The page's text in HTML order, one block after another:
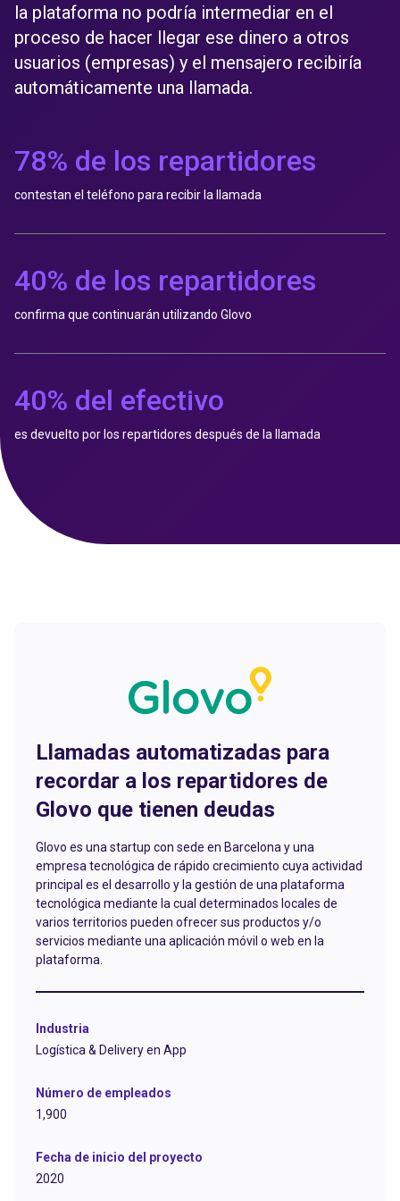
la plataforma no podría intermediar en el
proceso de hacer llegar ese dinero a otros
usuarios (empresas) y el mensajero recibiría
automáticamente una llamada.
78% de los repartidores
contestan el teléfono para recibir la llamada
40% de los repartidores
confirma que continuarán utilizando Glovo
40% del efectivo
es devuelto por los repartidores después de la llamada
Llamadas automatizadas para
recordar a los repartidores de
Glovo que tienen deudas
Glovo es una startup con sede en Barcelona y una
empresa tecnológica de rápido crecimiento cuya actividad
principal es el desarrollo y la gestión de una plataforma
tecnológica mediante la cual determinados locales de
varios territorios pueden ofrecer sus productos y/o
servicios mediante una aplicación móvil o web en la
plataforma.
Industria
Logística & Delivery en App
Número de empleados
1,900
Fecha de inicio del proyecto
2020